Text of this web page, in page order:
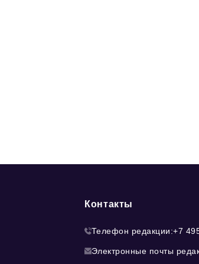
Контакты
Телефон редакции:+7
Электронные почты